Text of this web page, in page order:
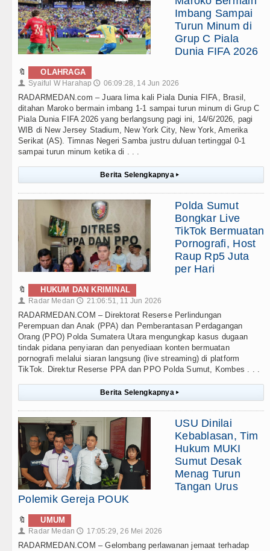
Imbang Sampai
Turun Minum di
Grup C Piala
Dunia FIFA 2026
🔖 OLAHRAGA
👤 Syaiful W Harahap 🕔 06:09:28, 14 Jun 2026
RADARMEDAN.com – Juara lima kali Piala Dunia FIFA, Brasil,
ditahan Maroko bermain imbang 1-1 sampai turun minum di Grup C
Piala Dunia FIFA 2026 yang berlangsung pagi ini, 14/6/2026, pagi
WIB di New Jersey Stadium, New York City, New York, Amerika
Serikat (AS). Timnas Negeri Samba justru duluan tertinggal 0-1
sampai turun minum ketika di . . .
Berita Selengkapnya ▸
Polda Sumut
Bongkar Live
TikTok Bermuatan
Pornografi, Host
Raup Rp5 Juta
per Hari
🔖 HUKUM DAN KRIMINAL
👤 Radar Medan 🕔 21:06:51, 11 Jun 2026
RADARMEDAN.COM – Direktorat Reserse Perlindungan
Perempuan dan Anak (PPA) dan Pemberantasan Perdagangan
Orang (PPO) Polda Sumatera Utara mengungkap kasus dugaan
tindak pidana penyiaran dan penyediaan konten bermuatan
pornografi melalui siaran langsung (live streaming) di platform
TikTok. Direktur Reserse PPA dan PPO Polda Sumut, Kombes . . .
Berita Selengkapnya ▸
USU Dinilai
Kebablasan, Tim
Hukum MUKI
Sumut Desak
Menag Turun
Tangan Urus
Polemik Gereja POUK
🔖 UMUM
👤 Radar Medan 🕔 17:05:29, 26 Mei 2026
RADARMEDAN.COM – Gelombang perlawanan jemaat terhadap